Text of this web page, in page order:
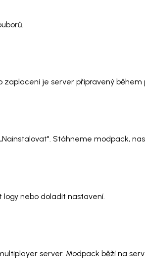
je server připravený během
Stáhneme modpack,
nebo doladit nastavení.
server. Modpack běží na